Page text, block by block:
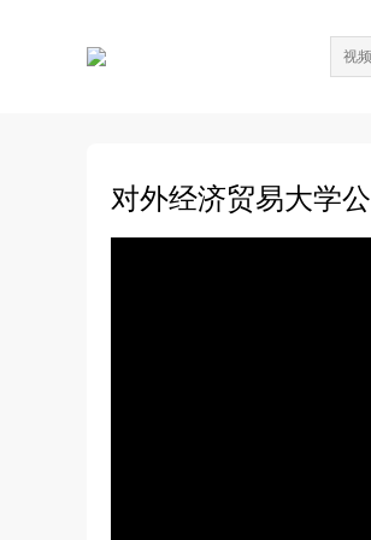
对外经济贸易大学